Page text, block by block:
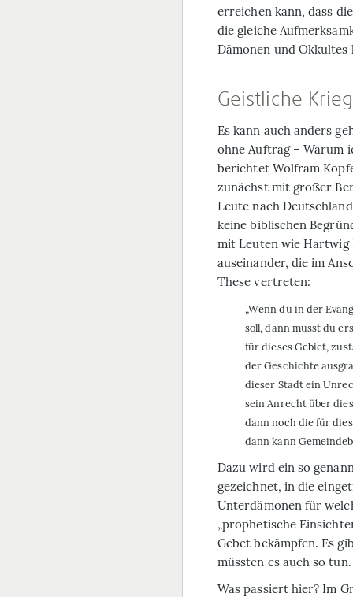
erreichen kann, dass
die gleiche
Dämonen und Okkultes
Geistliche
Es kann auch anders
ohne Auftrag – Warum
berichtet Wolfram
zunächst mit großer
Leute nach
keine biblischen
mit Leuten wie Hartwig
auseinander, die im
These vertreten:
„Wenn du in der
soll, dann musst du
für dieses Gebiet,
der Geschichte
dieser Stadt ein
sein Anrecht über
dann noch die für
dann kann
Dazu wird ein so
gezeichnet, in die
Unterdämonen für
„prophetische
Gebet bekämpfen. Es
müssten es auch so tun.
Was passiert hier? Im